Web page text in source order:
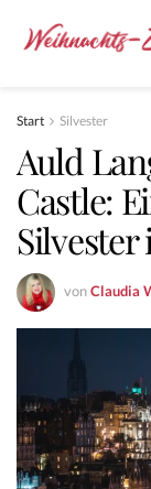
Start Silvester
Auld
Castle:
vonClaudia